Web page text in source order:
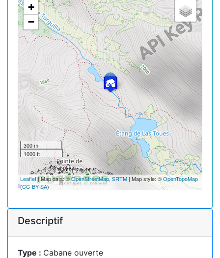
+
−
300 m
1000 ft
Leaflet| Map data: ©OpenStreetMap, SRTM | Map style: ©OpenTopoMap
(CC-BY-SA)
Descriptif
Type : Cabane ouverte